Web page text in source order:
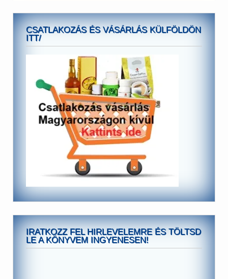
CSATLAKOZÁS ÉS VÁSÁRLÁS KÜLFÖLDÖN
ITT/
IRATKOZZ FEL HIRLEVELEMRE ÉS TÖLTSD
LE A KÖNYVEM INGYENESEN!